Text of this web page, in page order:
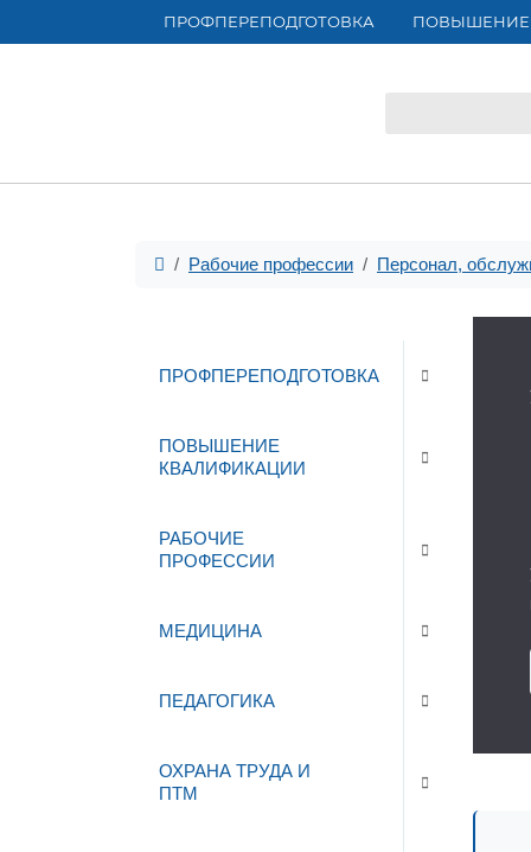
ПРОФПЕРЕПОДГОТОВКА ПОВЫШЕНИЕ
Рабочие профессии Персонал,
ПРОФПЕРЕПОДГОТОВКА
ПОВЫШЕНИЕ
КВАЛИФИКАЦИИ
РАБОЧИЕ
ПРОФЕССИИ
МЕДИЦИНА
ПЕДАГОГИКА
ОХРАНА ТРУДА И
ПТМ